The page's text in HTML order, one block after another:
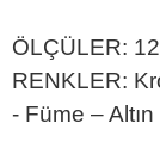
ÖLÇÜLER:
RENKLER:
- Füme – Altın